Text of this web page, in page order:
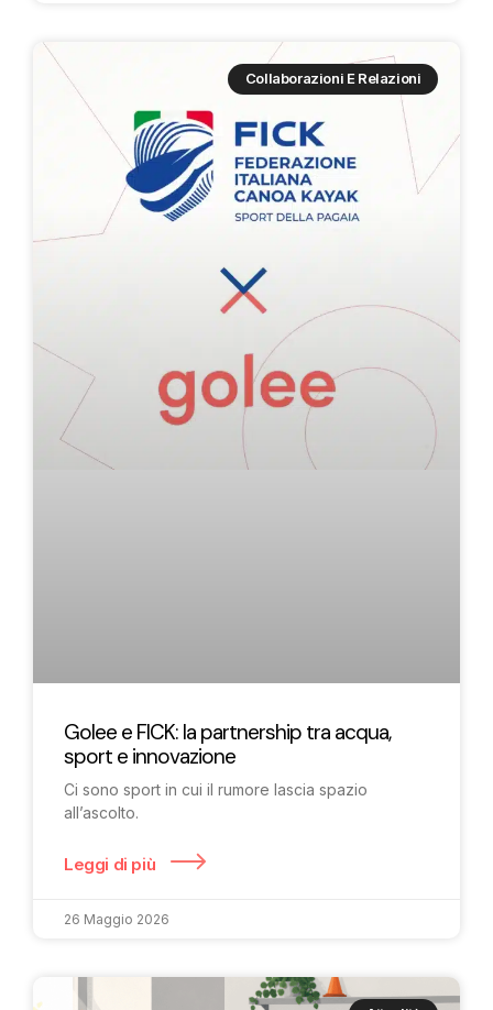
Collaborazioni E Relazioni
Golee e FICK: la partnership tra acqua,
sport e innovazione
Ci sono sport in cui il rumore lascia spazio
all’ascolto.
Leggi di più
26 Maggio 2026